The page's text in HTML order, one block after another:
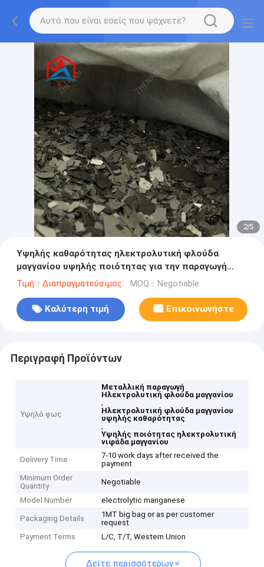
2/5
Υψηλής καθαρότητας ηλεκτρολυτική φλούδα
μαγγανίου υψηλής ποιότητας για την παραγωγή
μετάλλων
Τιμή：Διαπραγματεύσιμος MOQ：Negotiable
Καλύτερη τιμή Επικοινωνήστε
Περιγραφή Προϊόντων
Υψηλό φως
Μεταλλική παραγωγή
Ηλεκτρολυτική φλούδα μαγγανίου
,
Ηλεκτρολυτική φλούδα μαγγανίου
υψηλής καθαρότητας
,
Υψηλής ποιότητας ηλεκτρολυτική
νιφάδα μαγγανίου
Delivery Time
7-10 work days after received the
payment
Minimum Order
Quantity
Negotiable
Model Number electrolytic manganese
Packaging Details
1MT big bag or as per customer
request
Payment Terms
L/C, T/T, Western Union
Δείτε περισσότερων